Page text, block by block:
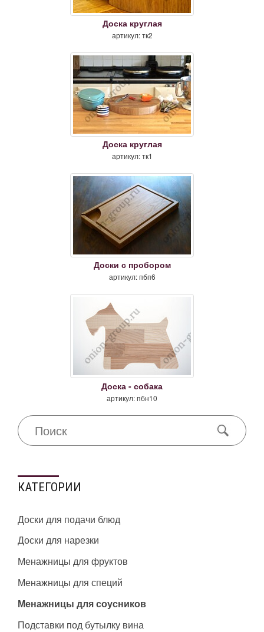
Доска круглая
артикул: тк2
Доска круглая
артикул: тк1
Доски с пробором
артикул: пбп6
Доска - собака
артикул: пбн10
КАТЕГОРИИ
Доски для подачи блюд
Доски для нарезки
Менажницы для фруктов
Менажницы для специй
Менажницы для соусников
Подставки под бутылку вина